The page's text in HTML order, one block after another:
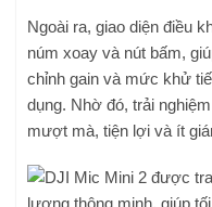
Ngoài ra, giao diện điều
núm xoay và nút bấm,
chỉnh gain và mức khử
dụng. Nhờ đó, trải
mượt mà, tiện lợi và ít